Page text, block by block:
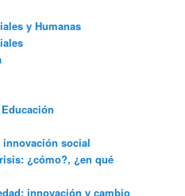
y Humanas
innovación social
¿cómo?, ¿en qué
innovación y cambio